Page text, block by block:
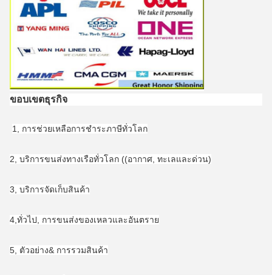
ขอบเขตธุรกิจ
1, การช่วยเหลือการชําระภาษีทั่วโลก
2, บริการขนส่งทางเรือทั่วโลก ((อากาศ, ทะเลและด่วน)
3, บริการจัดเก็บสินค้า
4,ทั่วไป, การขนส่งของเหลวและอันตราย
5, ตัวอย่าง& การรวมสินค้า